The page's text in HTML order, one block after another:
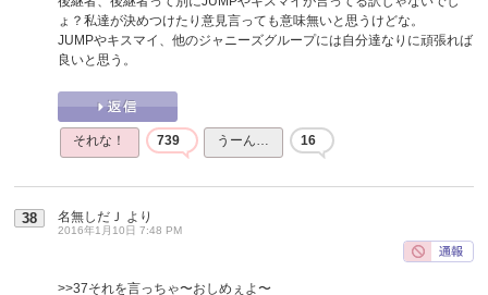
ょ？私達が決めつけたり意見言っても意味無いと思うけどな。
JUMPやキスマイ、他のジャニーズグループには自分達なりに頑張れば
良いと思う。
それな！ 739 うーん… 16
38 名無しだＪ より
2016年1月10日 7:48 PM
>>37それを言っちゃ〜おしめぇよ〜